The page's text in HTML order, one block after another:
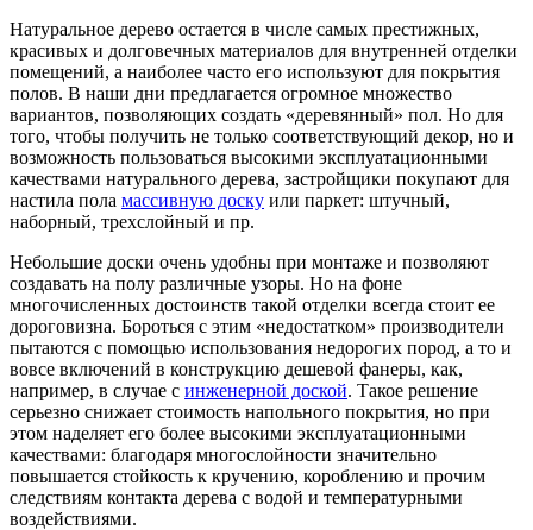
Натуральное дерево остается в числе самых престижных,
красивых и долговечных материалов для внутренней отделки
помещений, а наиболее часто его используют для покрытия
полов. В наши дни предлагается огромное множество
вариантов, позволяющих создать «деревянный» пол. Но для
того, чтобы получить не только соответствующий декор, но и
возможность пользоваться высокими эксплуатационными
качествами натурального дерева, застройщики покупают для
настила пола массивную доску или паркет: штучный,
наборный, трехслойный и пр.
Небольшие доски очень удобны при монтаже и позволяют
создавать на полу различные узоры. Но на фоне
многочисленных достоинств такой отделки всегда стоит ее
дороговизна. Бороться с этим «недостатком» производители
пытаются с помощью использования недорогих пород, а то и
вовсе включений в конструкцию дешевой фанеры, как,
например, в случае с инженерной доской. Такое решение
серьезно снижает стоимость напольного покрытия, но при
этом наделяет его более высокими эксплуатационными
качествами: благодаря многослойности значительно
повышается стойкость к кручению, короблению и прочим
следствиям контакта дерева с водой и температурными
воздействиями.